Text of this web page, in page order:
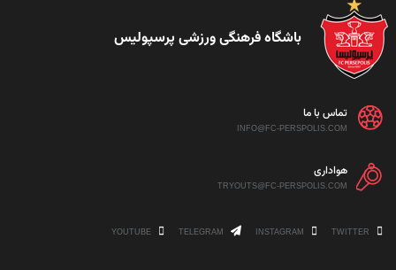
باشگاه فرهنگی ورزشی پرسپولیس
تماس با ما
INFO@FC-PERSPOLIS.COM
هواداری
TRYOUTS@FC-PERSPOLIS.COM